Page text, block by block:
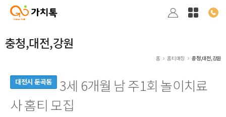
충청,대전,강원
홈 홈티매칭 충청,대전,강원
대전시 둔곡동
3세 6개월 남 주1회 놀이치료
사 홈티 모집